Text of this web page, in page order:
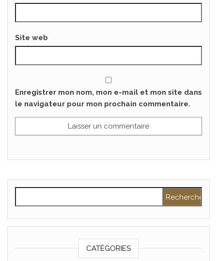
Site web
Enregistrer mon nom, mon e-mail et mon site dans
le navigateur pour mon prochain commentaire.
CATÉGORIES